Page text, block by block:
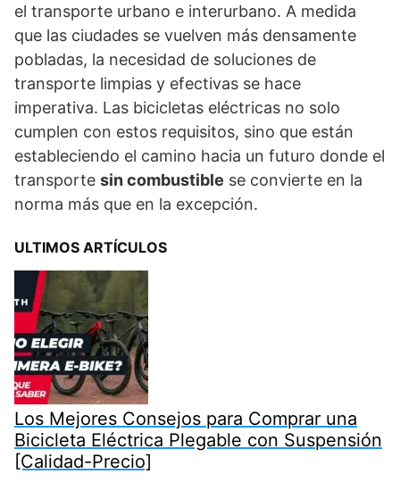
el transporte urbano e interurbano. A medida
que las ciudades se vuelven más densamente
pobladas, la necesidad de soluciones de
transporte limpias y efectivas se hace
imperativa. Las bicicletas eléctricas no solo
cumplen con estos requisitos, sino que están
estableciendo el camino hacia un futuro donde el
transporte sin combustible se convierte en la
norma más que en la excepción.
ULTIMOS ARTÍCULOS
Los Mejores Consejos para Comprar una
Bicicleta Eléctrica Plegable con Suspensión
[Calidad-Precio]